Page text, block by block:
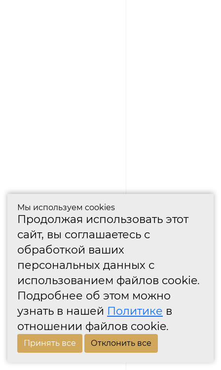
Мы используем cookies
Продолжая использовать этот
сайт, вы соглашаетесь с
обработкой ваших
персональных данных с
использованием файлов cookie.
Подробнее об этом можно
узнать в нашей Политике в
отношении файлов cookie.
Принять все Отклонить все